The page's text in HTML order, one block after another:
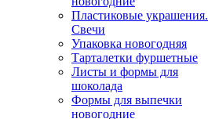
Пластиковые украшения.
Свечи
Упаковка новогодняя
Тарталетки фуршетные
Листы и формы для
шоколада
Формы для выпечки
новогодние